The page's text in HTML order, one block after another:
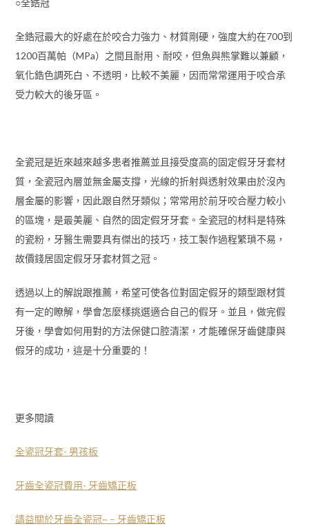
○全鋯冠
全鋯冠最大的好處在於咬合力強力、材質剛硬，強度大約在700到
1200百萬帕（MPa）之間且耐用、耐咬，但魚與熊掌難以兼顧，
氧化鋯色調死白、不透明，比較不美麗，因而常常運用于咬合承
受力較大的後牙區。
全瓷冠是近來越來越多患者推薦並且接受度高的固定假牙牙套材
質，全瓷冠內層並無金屬支撐，光線的折射與透射效果由於沒內
層金屬的影響，因此跟自然牙類似；常常用於前牙咬合壓力較小
的區塊，是最美麗、自然的固定假牙牙套。全瓷冠的材料是特殊
的瓷粉，牙醫生需要具有傑出的技巧，技工製作過程繁瑣不易，
故價錢居固定假牙牙套材質之冠。
透過以上的解說跟推薦，希望可使各位對固定假牙的類型跟材質
有一定的瞭解，學會怎麼樣挑選適合自己的假牙。並且，做完假
牙後，學會如何用對的方法保健口腔清潔，才能確保牙齒健康與
假牙的成功，這是十分重要的！
更多閱讀
全瓷冠牙套- 男孩板
牙齒全瓷冠費用- 牙齒矯正板
請益關於牙齒全瓷冠~ – 牙齒矯正板